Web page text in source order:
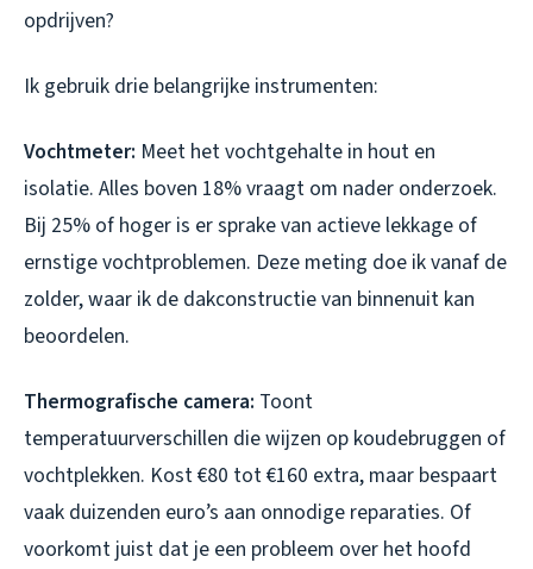
opdrijven?
Ik gebruik drie belangrijke instrumenten:
Vochtmeter: Meet het vochtgehalte in hout en
isolatie. Alles boven 18% vraagt om nader onderzoek.
Bij 25% of hoger is er sprake van actieve lekkage of
ernstige vochtproblemen. Deze meting doe ik vanaf de
zolder, waar ik de dakconstructie van binnenuit kan
beoordelen.
Thermografische camera: Toont
temperatuurverschillen die wijzen op koudebruggen of
vochtplekken. Kost €80 tot €160 extra, maar bespaart
vaak duizenden euro’s aan onnodige reparaties. Of
voorkomt juist dat je een probleem over het hoofd